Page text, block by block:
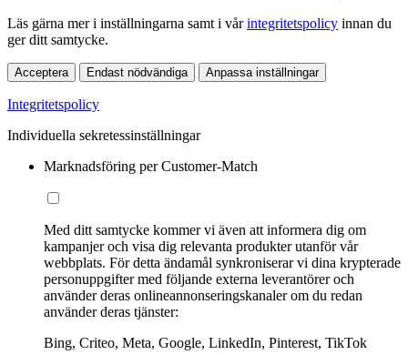
Läs gärna mer i inställningarna samt i vårintegritetspolicy innan du
ger ditt samtycke.
Acceptera Endast nödvändiga Anpassa inställningar
Integritetspolicy
Individuella sekretessinställningar
Marknadsföring per Customer-Match
Med ditt samtycke kommer vi även att informera dig om
kampanjer och visa dig relevanta produkter utanför vår
webbplats. För detta ändamål synkroniserar vi dina krypterade
personuppgifter med följande externa leverantörer och
använder deras onlineannonseringskanaler om du redan
använder deras tjänster:
Bing, Criteo, Meta, Google, LinkedIn, Pinterest, TikTok